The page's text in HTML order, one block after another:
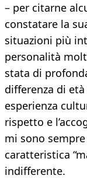
– per citarne
constatare la
situazioni più
personalità
stata di
differenza di
esperienza
rispetto e
mi sono
caratteristica
indifferente.